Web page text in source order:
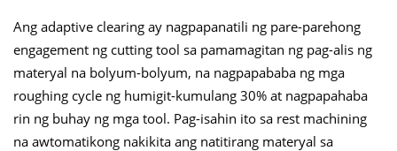
Ang adaptive clearing ay nagpapanatili ng pare-parehong
engagement ng cutting tool sa pamamagitan ng pag-alis ng
materyal na bolyum-bolyum, na nagpapababa ng mga
roughing cycle ng humigit-kumulang 30% at nagpapahaba
rin ng buhay ng mga tool. Pag-isahin ito sa rest machining
na awtomatikong nakikita ang natitirang materyal sa